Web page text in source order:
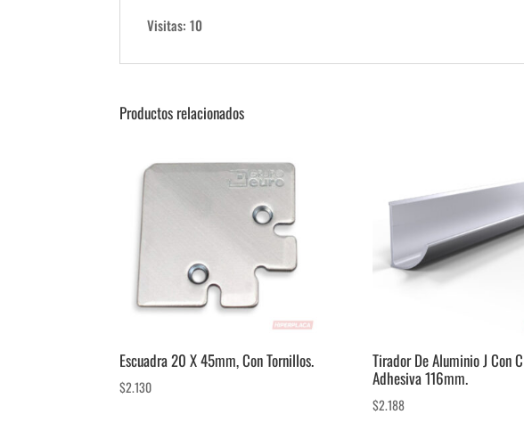
Visitas: 10
Productos relacionados
Escuadra 20 X 45mm, Con Tornillos.
$2.130
Tirador De Aluminio J Con
Adhesiva 116mm.
$2.188